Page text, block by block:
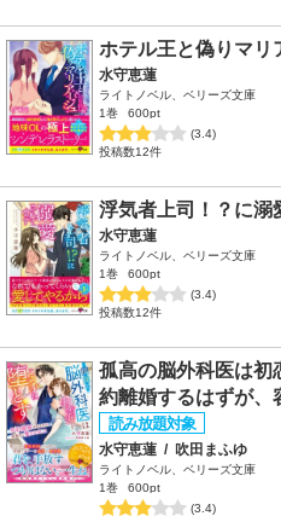
ホテル王と偽りマリ
水守恵蓮
ライトノベル、ベリーズ文庫
1巻
600pt
(3.4)
投稿数12件
浮気者上司！？に溺
水守恵蓮
ライトノベル、ベリーズ文庫
1巻
600pt
(3.4)
投稿数12件
孤高の脳外科医は初
約離婚するはずが、
水守恵蓮 / 吹田まふゆ
ライトノベル、ベリーズ文庫
1巻
600pt
(3.4)